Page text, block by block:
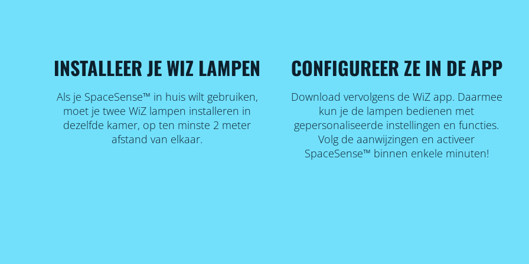
INSTALLEER JE WIZ LAMPEN
Als je SpaceSense™ in huis wilt gebruiken,
moet je twee WiZ lampen installeren in
dezelfde kamer, op ten minste 2 meter
afstand van elkaar.
CONFIGUREER ZE IN DE APP
Download vervolgens de WiZ app. Daarmee
kun je de lampen bedienen met
gepersonaliseerde instellingen en functies.
Volg de aanwijzingen en activeer
SpaceSense™ binnen enkele minuten!